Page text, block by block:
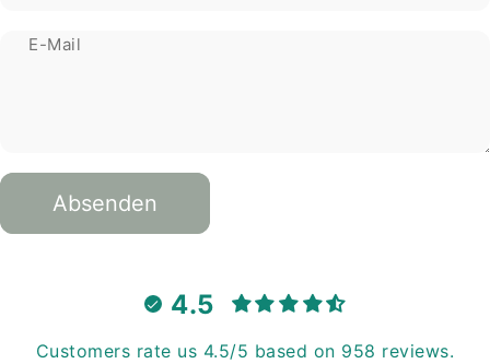
E-Mail
Absenden
Absenden
4.5
Customers rate us 4.5/5 based on 958 reviews.